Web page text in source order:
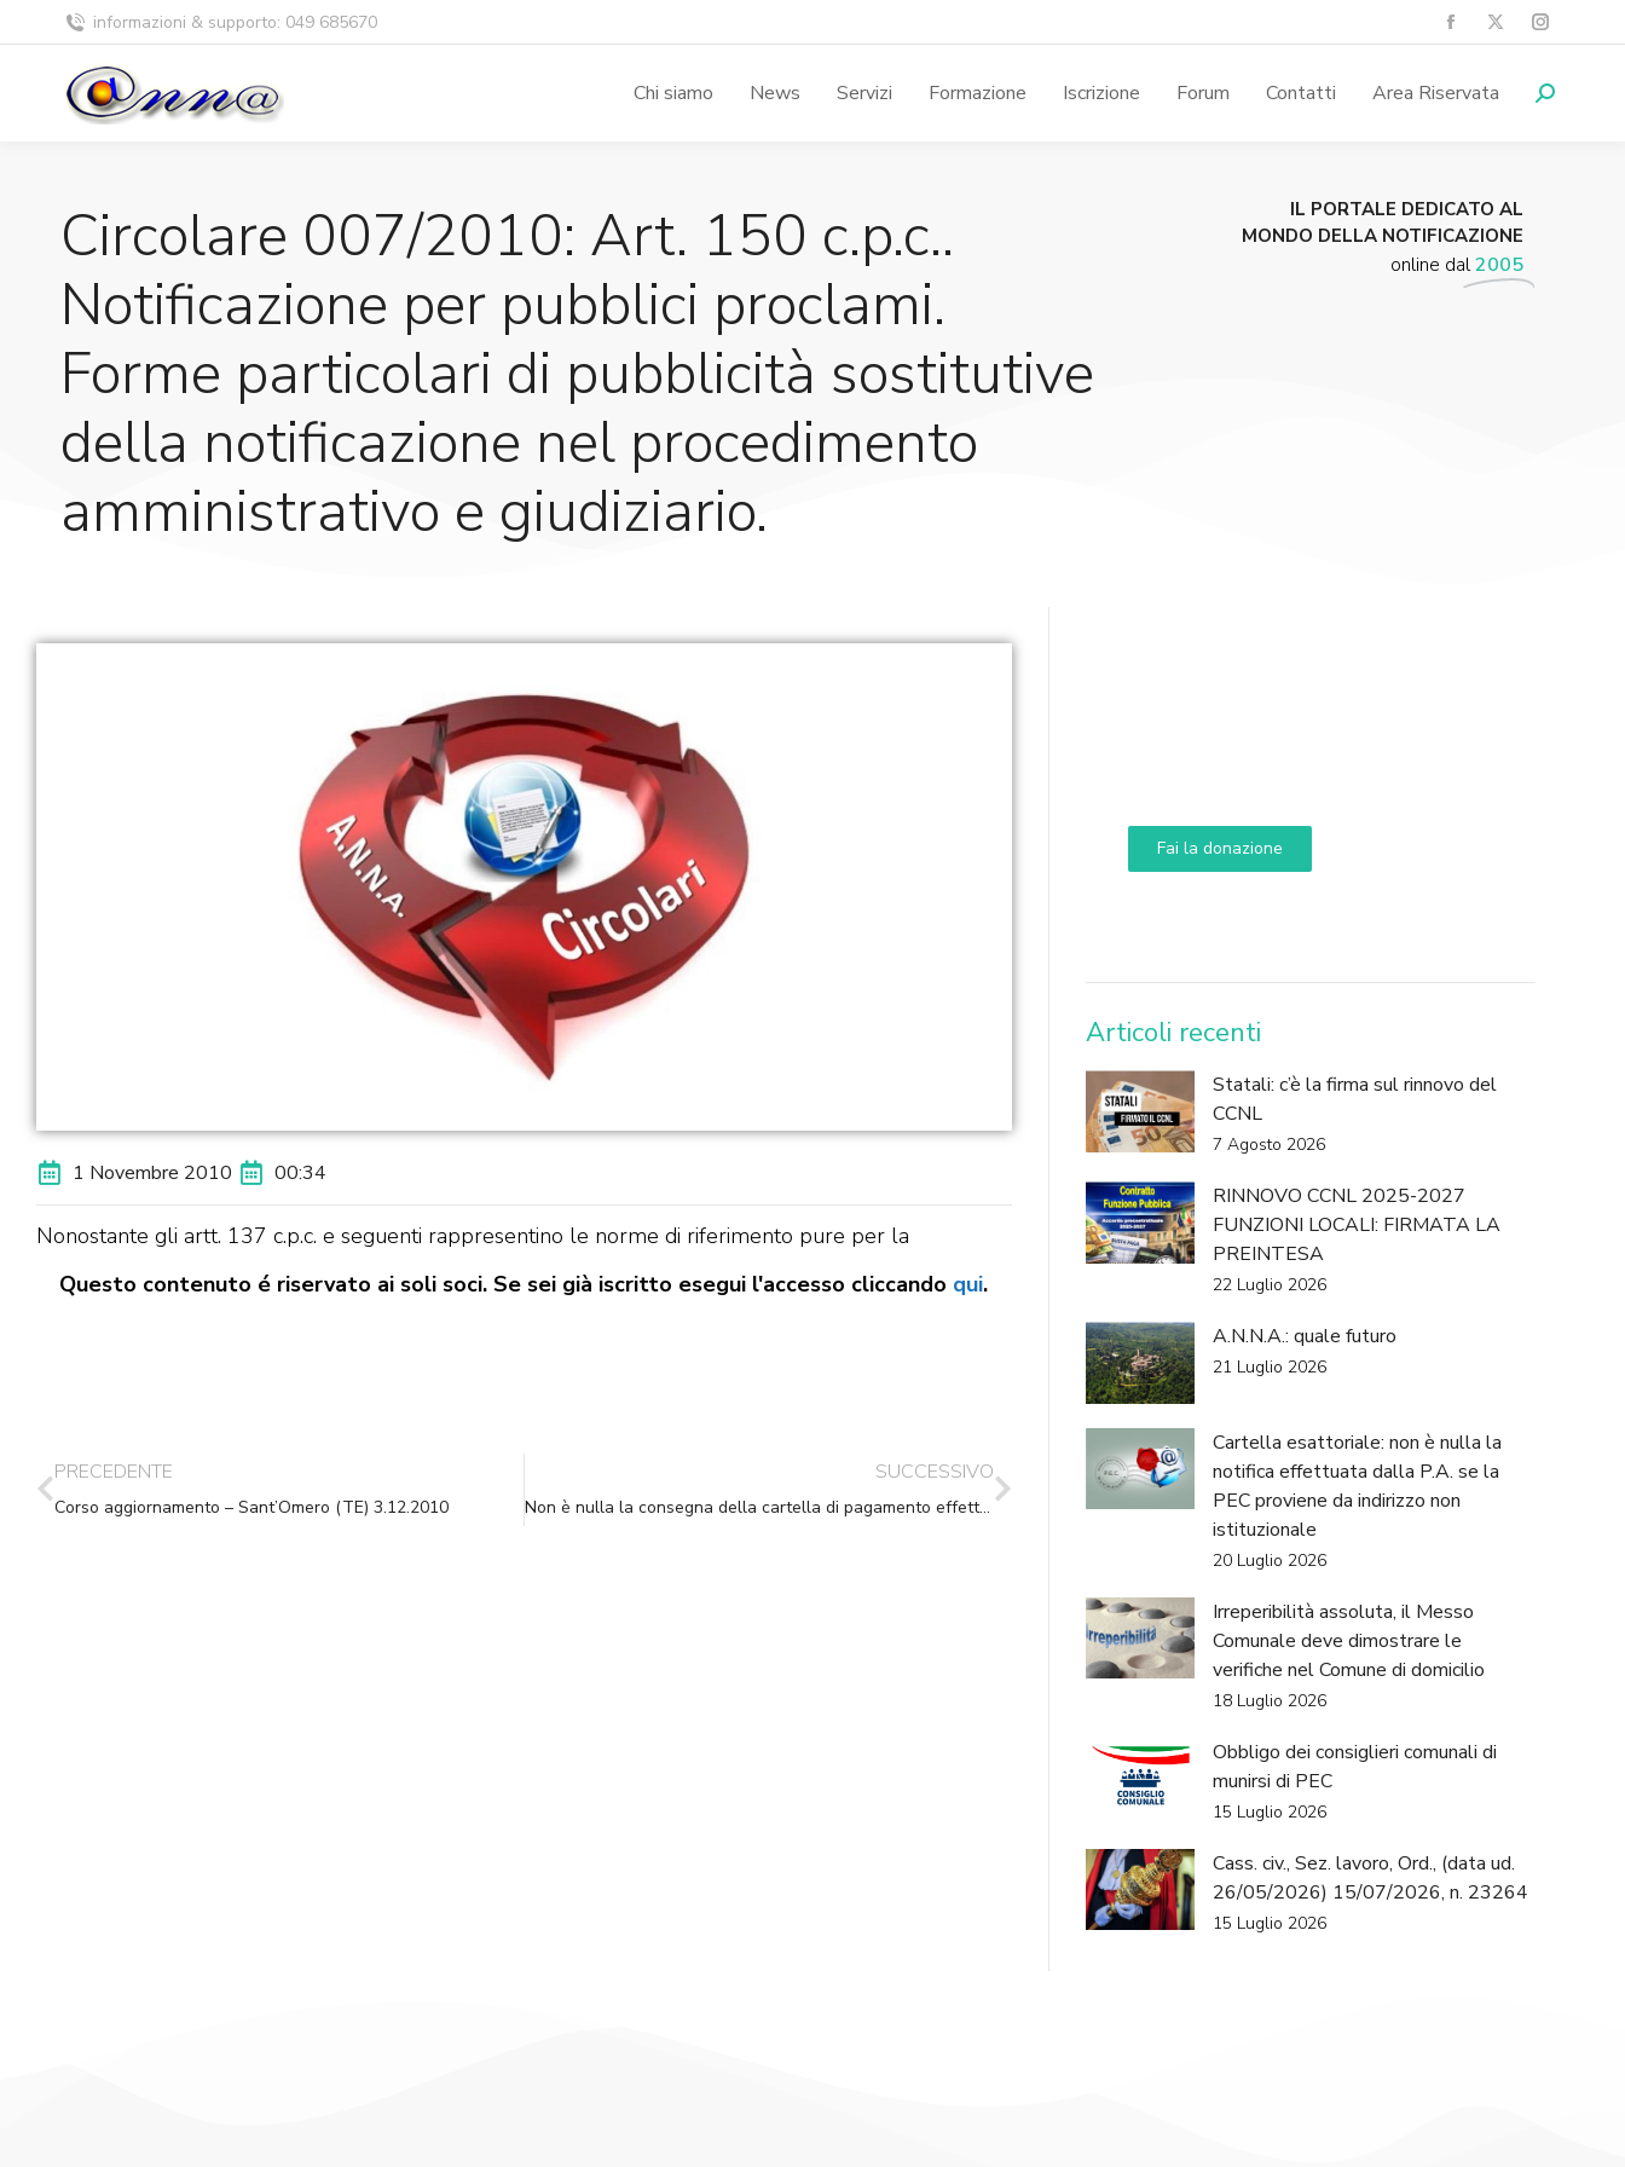
informazioni & supporto: 049 685670
Chi siamo News Servizi Formazione Iscrizione Forum Contatti Area Riservata
Circolare 007/2010: Art. 150 c.p.c..
Notificazione per pubblici proclami.
Forme particolari di pubblicità sostitutive
della notificazione nel procedimento
amministrativo e giudiziario.
IL PORTALE DEDICATO AL
MONDO DELLA NOTIFICAZIONE
online dal2005
1 Novembre 2010 00:34
Nonostante gli artt. 137 c.p.c. e seguenti rappresentino le norme di riferimento pure per la
Questo contenuto é riservato ai soli soci. Se sei già iscritto esegui l'accesso cliccando qui.
PRECEDENTE
Corso aggiornamento – Sant’Omero (TE) 3.12.2010
SUCCESSIVO
Non è nulla la consegna della cartella di pagamento effettuata mediante consegna alla collaboratrice domestica
Fai la donazione
DONA
Articoli recenti
Statali: c’è la firma sul rinnovo del
CCNL
7 Agosto 2026
RINNOVO CCNL 2025-2027
FUNZIONI LOCALI: FIRMATA LA
PREINTESA
22 Luglio 2026
A.N.N.A.: quale futuro
21 Luglio 2026
Cartella esattoriale: non è nulla la
notifica effettuata dalla P.A. se la
PEC proviene da indirizzo non
istituzionale
20 Luglio 2026
Irreperibilità assoluta, il Messo
Comunale deve dimostrare le
verifiche nel Comune di domicilio
18 Luglio 2026
Obbligo dei consiglieri comunali di
munirsi di PEC
15 Luglio 2026
Cass. civ., Sez. lavoro, Ord., (data ud.
26/05/2026) 15/07/2026, n. 23264
15 Luglio 2026